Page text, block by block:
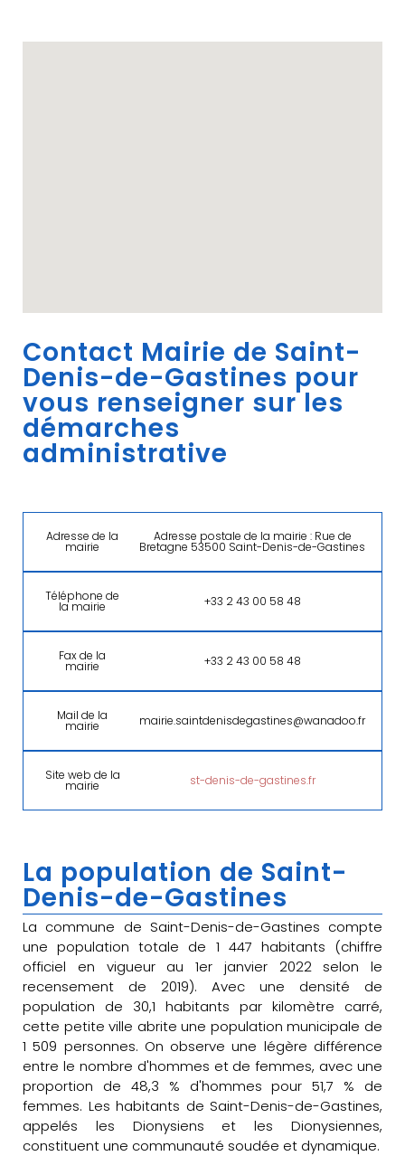
Contact Mairie de Saint-
Denis-de-Gastines pour
vous renseigner sur les
démarches
administrative
Adresse de la
mairie
Adresse postale de la mairie : Rue de
Bretagne 53500 Saint-Denis-de-Gastines
Téléphone de
la mairie +33 2 43 00 58 48
Fax de la
mairie +33 2 43 00 58 48
Mail de la
mairie mairie.saintdenisdegastines@wanadoo.fr
Site web de la
mairie st-denis-de-gastines.fr
La population de Saint-
Denis-de-Gastines
La commune de Saint-Denis-de-Gastines compte
une population totale de 1 447 habitants (chiffre
officiel en vigueur au 1er janvier 2022 selon le
recensement de 2019). Avec une densité de
population de 30,1 habitants par kilomètre carré,
cette petite ville abrite une population municipale de
1 509 personnes. On observe une légère différence
entre le nombre d'hommes et de femmes, avec une
proportion de 48,3 % d'hommes pour 51,7 % de
femmes. Les habitants de Saint-Denis-de-Gastines,
appelés les Dionysiens et les Dionysiennes,
constituent une communauté soudée et dynamique.